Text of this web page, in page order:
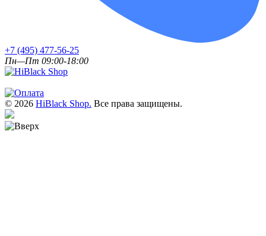
+7 (495) 477-56-25
Пн—Пт 09:00-18:00
© 2026 HiBlack Shop. Все права защищены.